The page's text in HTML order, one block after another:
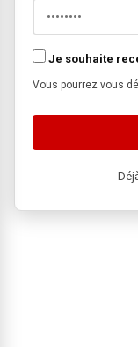
Je souhaite
Vous pourrez vous